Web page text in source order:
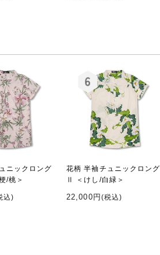
ニックロング
/桃＞
込)
花柄 半袖チュニックロング
Ⅱ ＜けし/白緑＞
22,000円 (税込)